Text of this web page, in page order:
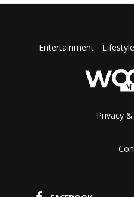
Entertainment Lifestyle
Privacy